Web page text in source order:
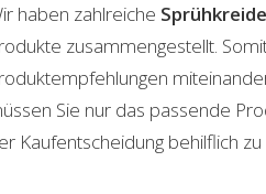
haben zahlreiche
zusammengestellt.
Sie nur das passende
Kaufentscheidung behilflich